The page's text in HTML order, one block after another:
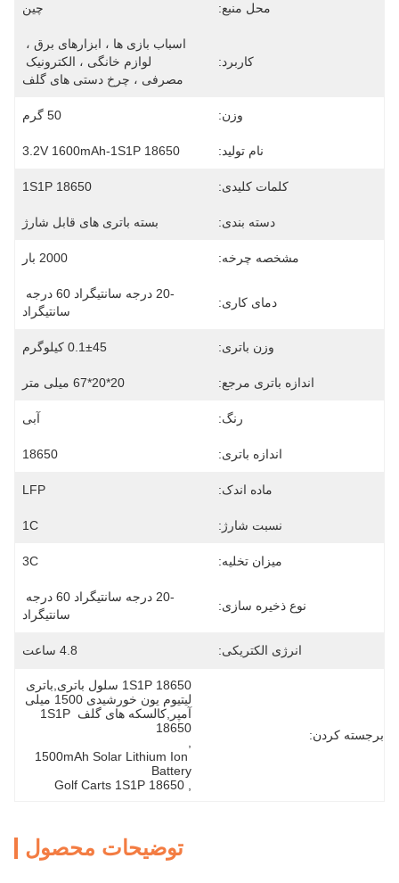
محل منبع: چین
کاربرد:
مصرفی ، چرخ دستی های گلف
وزن: 50 گرم
نام تولید: 18650 3.2V 1600mAh-1S1P
کلمات کلیدی: 1S1P 18650
دسته بندی: بسته باتری های قابل شارژ
مشخصه چرخه: 2000 بار
دمای کاری:
سانتیگراد
وزن باتری: 0.1±45 کیلوگرم
اندازه باتری مرجع: 20*20*67 میلی متر
رنگ: آبی
اندازه باتری: 18650
ماده اندک: LFP
نسبت شارژ: 1C
میزان تخلیه: 3C
نوع ذخیره سازی:
سانتیگراد
انرژی الکتریکی: 4.8 ساعت
برجسته کردن:
آمپر,کالسکه های گلف 1S1P
18650
1500mAh Solar Lithium Ion
Battery
Golf Carts 1S1P 18650
توضیحات محصول